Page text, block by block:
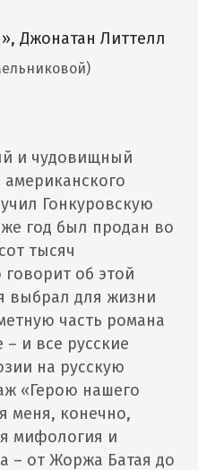
Джонатан Литтелл
и чудовищный
Гонкуровскую
год был продан во
тысяч
об этой
выбрал для жизни
часть романа
и все русские
на русскую
«Герою нашего
меня, конечно,
мифология и
– от Жоржа Батая до